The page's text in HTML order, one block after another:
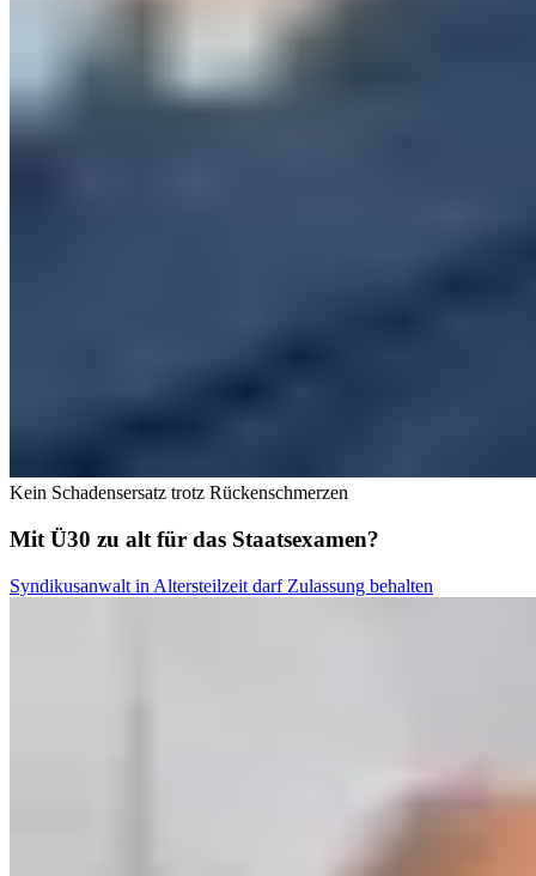
Kein Schadensersatz trotz Rückenschmerzen
Mit Ü30 zu alt für das Staatsexamen?
Syndikusanwalt in Altersteilzeit darf Zulassung behalten